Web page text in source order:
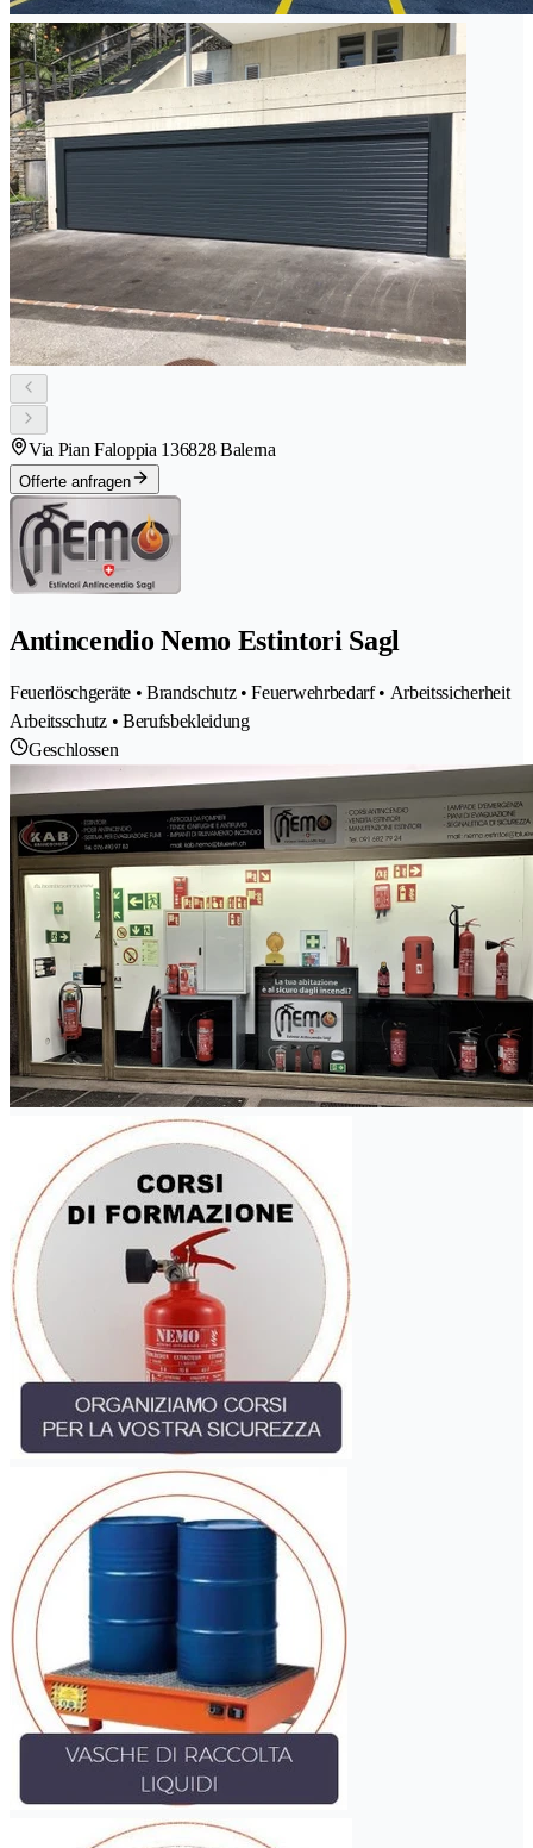
Via Pian Faloppia 136828 Balerna
Offerte anfragen
Antincendio Nemo Estintori Sagl
Feuerlöschgeräte • Brandschutz • Feuerwehrbedarf • Arbeitssicherheit
Arbeitsschutz • Berufsbekleidung
Geschlossen